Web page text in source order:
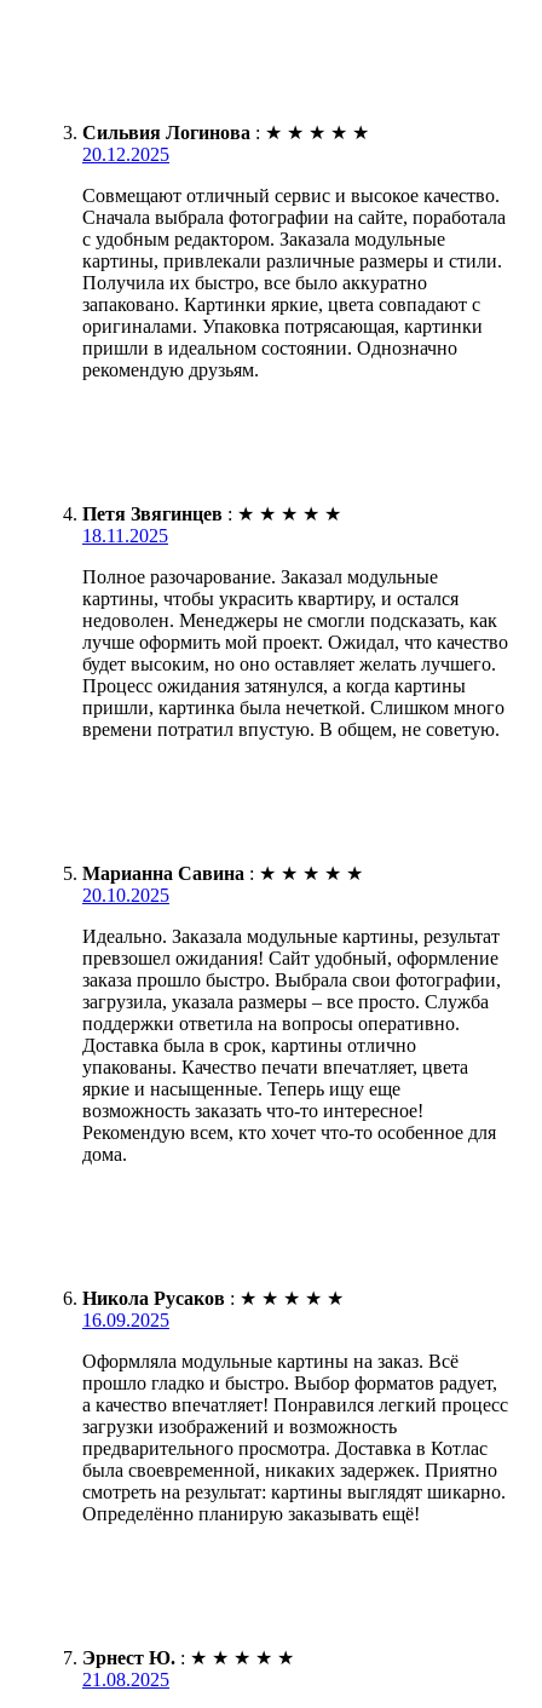
Сильвия Логинова : ★ ★ ★ ★ ★
20.12.2025
Совмещают отличный сервис и высокое качество.
Сначала выбрала фотографии на сайте, поработала
с удобным редактором. Заказала модульные
картины, привлекали различные размеры и стили.
Получила их быстро, все было аккуратно
запаковано. Картинки яркие, цвета совпадают с
оригиналами. Упаковка потрясающая, картинки
пришли в идеальном состоянии. Однозначно
рекомендую друзьям.
Петя Звягинцев : ★ ★ ★ ★ ★
18.11.2025
Полное разочарование. Заказал модульные
картины, чтобы украсить квартиру, и остался
недоволен. Менеджеры не смогли подсказать, как
лучше оформить мой проект. Ожидал, что качество
будет высоким, но оно оставляет желать лучшего.
Процесс ожидания затянулся, а когда картины
пришли, картинка была нечеткой. Слишком много
времени потратил впустую. В общем, не советую.
Марианна Савина : ★ ★ ★ ★ ★
20.10.2025
Идеально. Заказала модульные картины, результат
превзошел ожидания! Сайт удобный, оформление
заказа прошло быстро. Выбрала свои фотографии,
загрузила, указала размеры – все просто. Служба
поддержки ответила на вопросы оперативно.
Доставка была в срок, картины отлично
упакованы. Качество печати впечатляет, цвета
яркие и насыщенные. Теперь ищу еще
возможность заказать что-то интересное!
Рекомендую всем, кто хочет что-то особенное для
дома.
Никола Русаков : ★ ★ ★ ★ ★
16.09.2025
Оформляла модульные картины на заказ. Всё
прошло гладко и быстро. Выбор форматов радует,
а качество впечатляет! Понравился легкий процесс
загрузки изображений и возможность
предварительного просмотра. Доставка в Котлас
была своевременной, никаких задержек. Приятно
смотреть на результат: картины выглядят шикарно.
Определённо планирую заказывать ещё!
Эрнест Ю. : ★ ★ ★ ★ ★
21.08.2025